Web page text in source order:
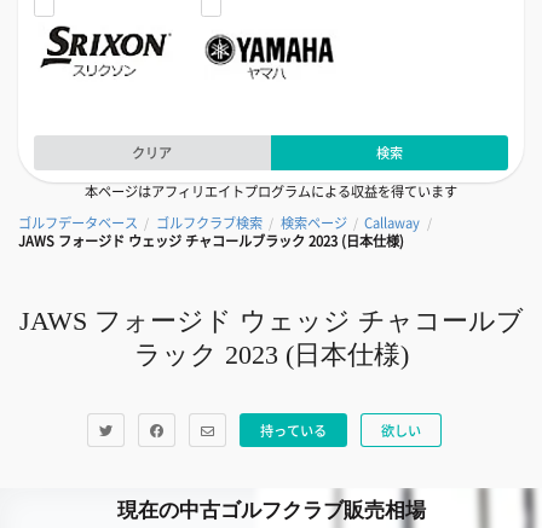
クリア
検索
本ページはアフィリエイトプログラムによる収益を得ています
ゴルフデータベース / ゴルフクラブ検索 / 検索ページ / Callaway /
JAWS フォージド ウェッジ チャコールブラック 2023 (日本仕様)
JAWS フォージド ウェッジ チャコールブ
ラック 2023 (日本仕様)
持っている 欲しい
現在の中古ゴルフクラブ販売相場